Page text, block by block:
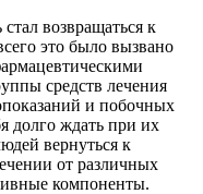
возвращаться к
это было вызвано
средств лечения
и побочных
долго ждать при их
вернуться к
от различных
компоненты.